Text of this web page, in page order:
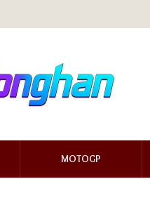
MOTOGP